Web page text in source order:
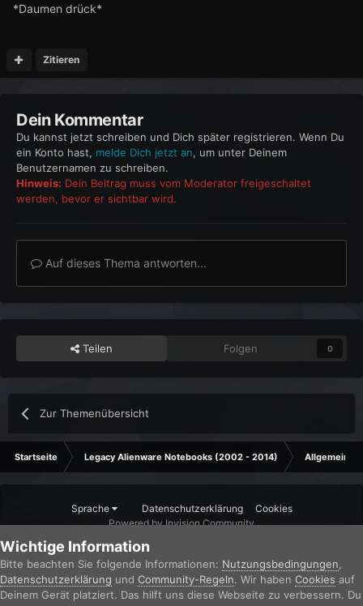
*Daumen drück*
Zitieren
Dein Kommentar
Du kannst jetzt schreiben und Dich später registrieren. Wenn Du
ein Konto hast, melde Dich jetzt an, um unter Deinem
Benutzernamen zu schreiben.
Hinweis: Dein Beitrag muss vom Moderator freigeschaltet
werden, bevor er sichtbar wird.
Auf dieses Thema antworten...
Teilen Folgen 0
Zur Themenübersicht
Startseite Legacy Alienware Notebooks (2002 - 2014) Allgemeines
Sprache Datenschutzerklärung
Cookies
Powered by Invision Community
Wichtige Information
Bitte beachten Sie folgende Informationen: Nutzungsbedingungen
Datenschutzerklärung und Community-Regeln. Wir haben Cookies auf
Deinem Gerät platziert. Das hilft uns diese Webseite zu verbessern. Du